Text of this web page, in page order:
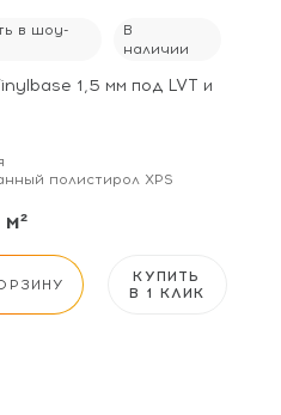
в шоу-
В
наличии
1,5 мм под LVT и
полистирол XPS
КУПИТЬ
В 1 КЛИК